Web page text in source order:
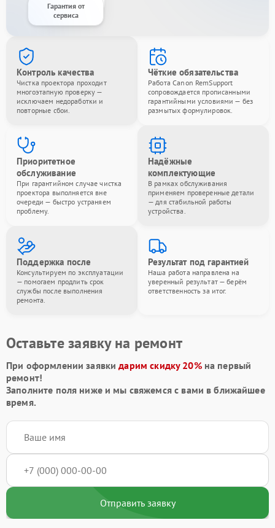
Гарантия от
сервиса
Контроль качества
Чистка проектора проходит
многоэтапную проверку —
исключаем недоработки и
повторные сбои.
Чёткие обязательства
Работа Canon RemSupport
сопровождается прописанными
гарантийными условиями — без
размытых формулировок.
Приоритетное
обслуживание
При гарантийном случае чистка
проектора выполняется вне
очереди — быстро устраняем
проблему.
Надёжные
комплектующие
В рамках обслуживания
применяем проверенные детали
— для стабильной работы
устройства.
Поддержка после
Консультируем по эксплуатации
— помогаем продлить срок
службы после выполнения
ремонта.
Результат под гарантией
Наша работа направлена на
уверенный результат — берём
ответственность за итог.
Оставьте заявку на ремонт
При оформлении заявкидарим скидку 20%на первый
ремонт!
Заполните поля ниже и мы свяжемся с вами в ближайшее
время.
Отправить заявку